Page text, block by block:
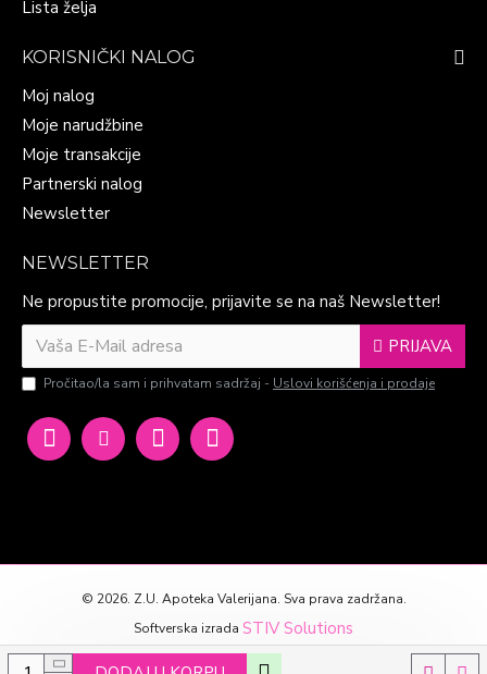
Lista želja
KORISNIČKI NALOG
Moj nalog
Moje narudžbine
Moje transakcije
Partnerski nalog
Newsletter
NEWSLETTER
Ne propustite promocije, prijavite se na naš Newsletter!
PRIJAVA
Pročitao/la sam i prihvatam sadržaj - Uslovi korišćenja i prodaje
© 2026. Z.U. Apoteka Valerijana. Sva prava zadržana.
Softverska izrada STIV Solutions